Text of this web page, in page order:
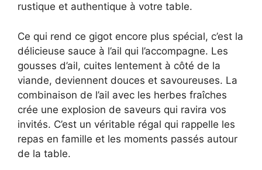
rustique et authentique à votre table.
Ce qui rend ce gigot encore plus spécial, c’est la
délicieuse sauce à l’ail qui l’accompagne. Les
gousses d’ail, cuites lentement à côté de la
viande, deviennent douces et savoureuses. La
combinaison de l’ail avec les herbes fraîches
crée une explosion de saveurs qui ravira vos
invités. C’est un véritable régal qui rappelle les
repas en famille et les moments passés autour
de la table.